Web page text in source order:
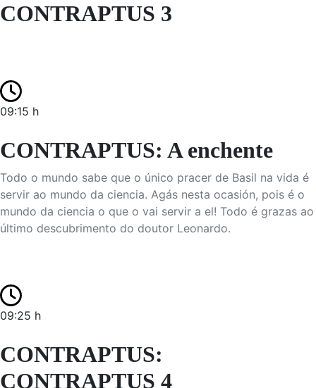
CONTRAPTUS 3
09:15 h
CONTRAPTUS: A enchente
Todo o mundo sabe que o único pracer de Basil na vida é
servir ao mundo da ciencia. Agás nesta ocasión, pois é o
mundo da ciencia o que o vai servir a el! Todo é grazas ao
último descubrimento do doutor Leonardo.
09:25 h
CONTRAPTUS:
CONTRAPTUS 4